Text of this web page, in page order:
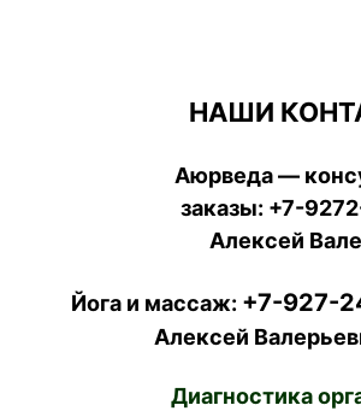
НАШИ
Аюрведа —
заказы: +7-
Алексей
Йога и массаж: +7-927-
Алексей
Диагностика